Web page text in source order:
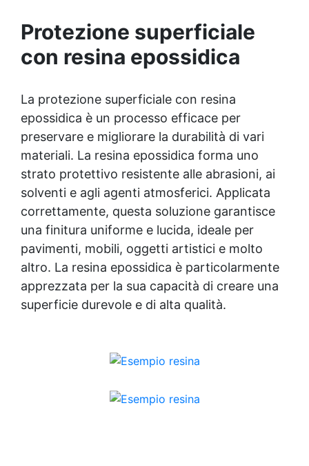
qualsiasi colore, con finitura lucida o
satinata. Coprente in una singola passata.
✅ Universale: Perfetta per pavimentazioni ,
parcheggi esterni, magazzini e , oltre a
preparato. ✅ Conformità e sicurezza:
Conforme al Regolamento Europeo EU no.
305/2011 - Regolamento Europeo EU no.
574/2014 - Marcatura CE secondo EN 1504-2
e relativa Dichiarazione di Prestazione (DoP)
✅ Facile da Usare, miscela i 2 componenti
(2 : 1) comodamente predosati
Protezione superficiale
con resina epossidica
La protezione superficiale con resina
epossidica è un processo efficace per
preservare e migliorare la durabilità di vari
materiali. La resina epossidica forma uno
strato protettivo resistente alle abrasioni, ai
solventi e agli agenti atmosferici. Applicata
correttamente, questa soluzione garantisce
una finitura uniforme e lucida, ideale per
pavimenti, mobili, oggetti artistici e molto
altro. La resina epossidica è particolarmente
apprezzata per la sua capacità di creare una
superficie durevole e di alta qualità.